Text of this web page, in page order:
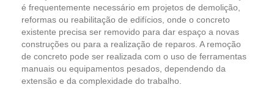
é frequentemente necessário em projetos de demolição,
reformas ou reabilitação de edifícios, onde o concreto
existente precisa ser removido para dar espaço a novas
construções ou para a realização de reparos. A remoção
de concreto pode ser realizada com o uso de ferramentas
manuais ou equipamentos pesados, dependendo da
extensão e da complexidade do trabalho.